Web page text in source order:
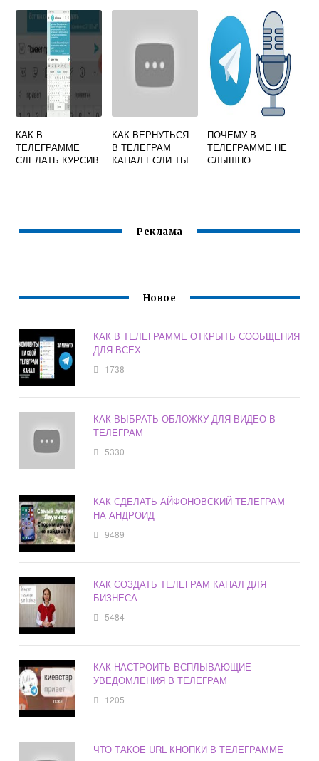
КАК В
ТЕЛЕГРАММЕ
СДЕЛАТЬ КУРСИВ
КАК ВЕРНУТЬСЯ
В ТЕЛЕГРАМ
КАНАЛ ЕСЛИ ТЫ
ПОЧЕМУ В
ТЕЛЕГРАММЕ НЕ
СЛЫШНО
Реклама
Новое
КАК В ТЕЛЕГРАММЕ ОТКРЫТЬ СООБЩЕНИЯ
ДЛЯ ВСЕХ
1738
КАК ВЫБРАТЬ ОБЛОЖКУ ДЛЯ ВИДЕО В
ТЕЛЕГРАМ
5330
КАК СДЕЛАТЬ АЙФОНОВСКИЙ ТЕЛЕГРАМ
НА АНДРОИД
9489
КАК СОЗДАТЬ ТЕЛЕГРАМ КАНАЛ ДЛЯ
БИЗНЕСА
5484
КАК НАСТРОИТЬ ВСПЛЫВАЮЩИЕ
УВЕДОМЛЕНИЯ В ТЕЛЕГРАМ
1205
ЧТО ТАКОЕ URL КНОПКИ В ТЕЛЕГРАММЕ